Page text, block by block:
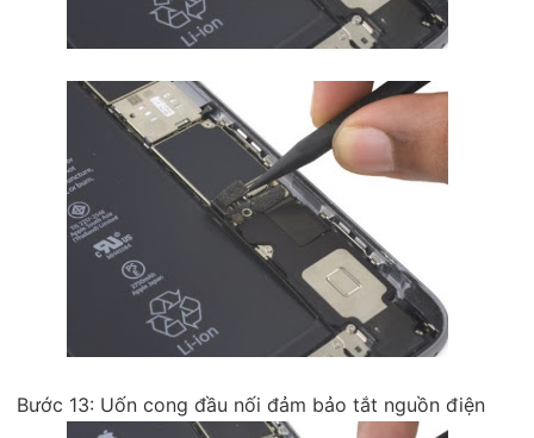
Bước 13: Uốn cong đầu nối đảm bảo tắt nguồn điện